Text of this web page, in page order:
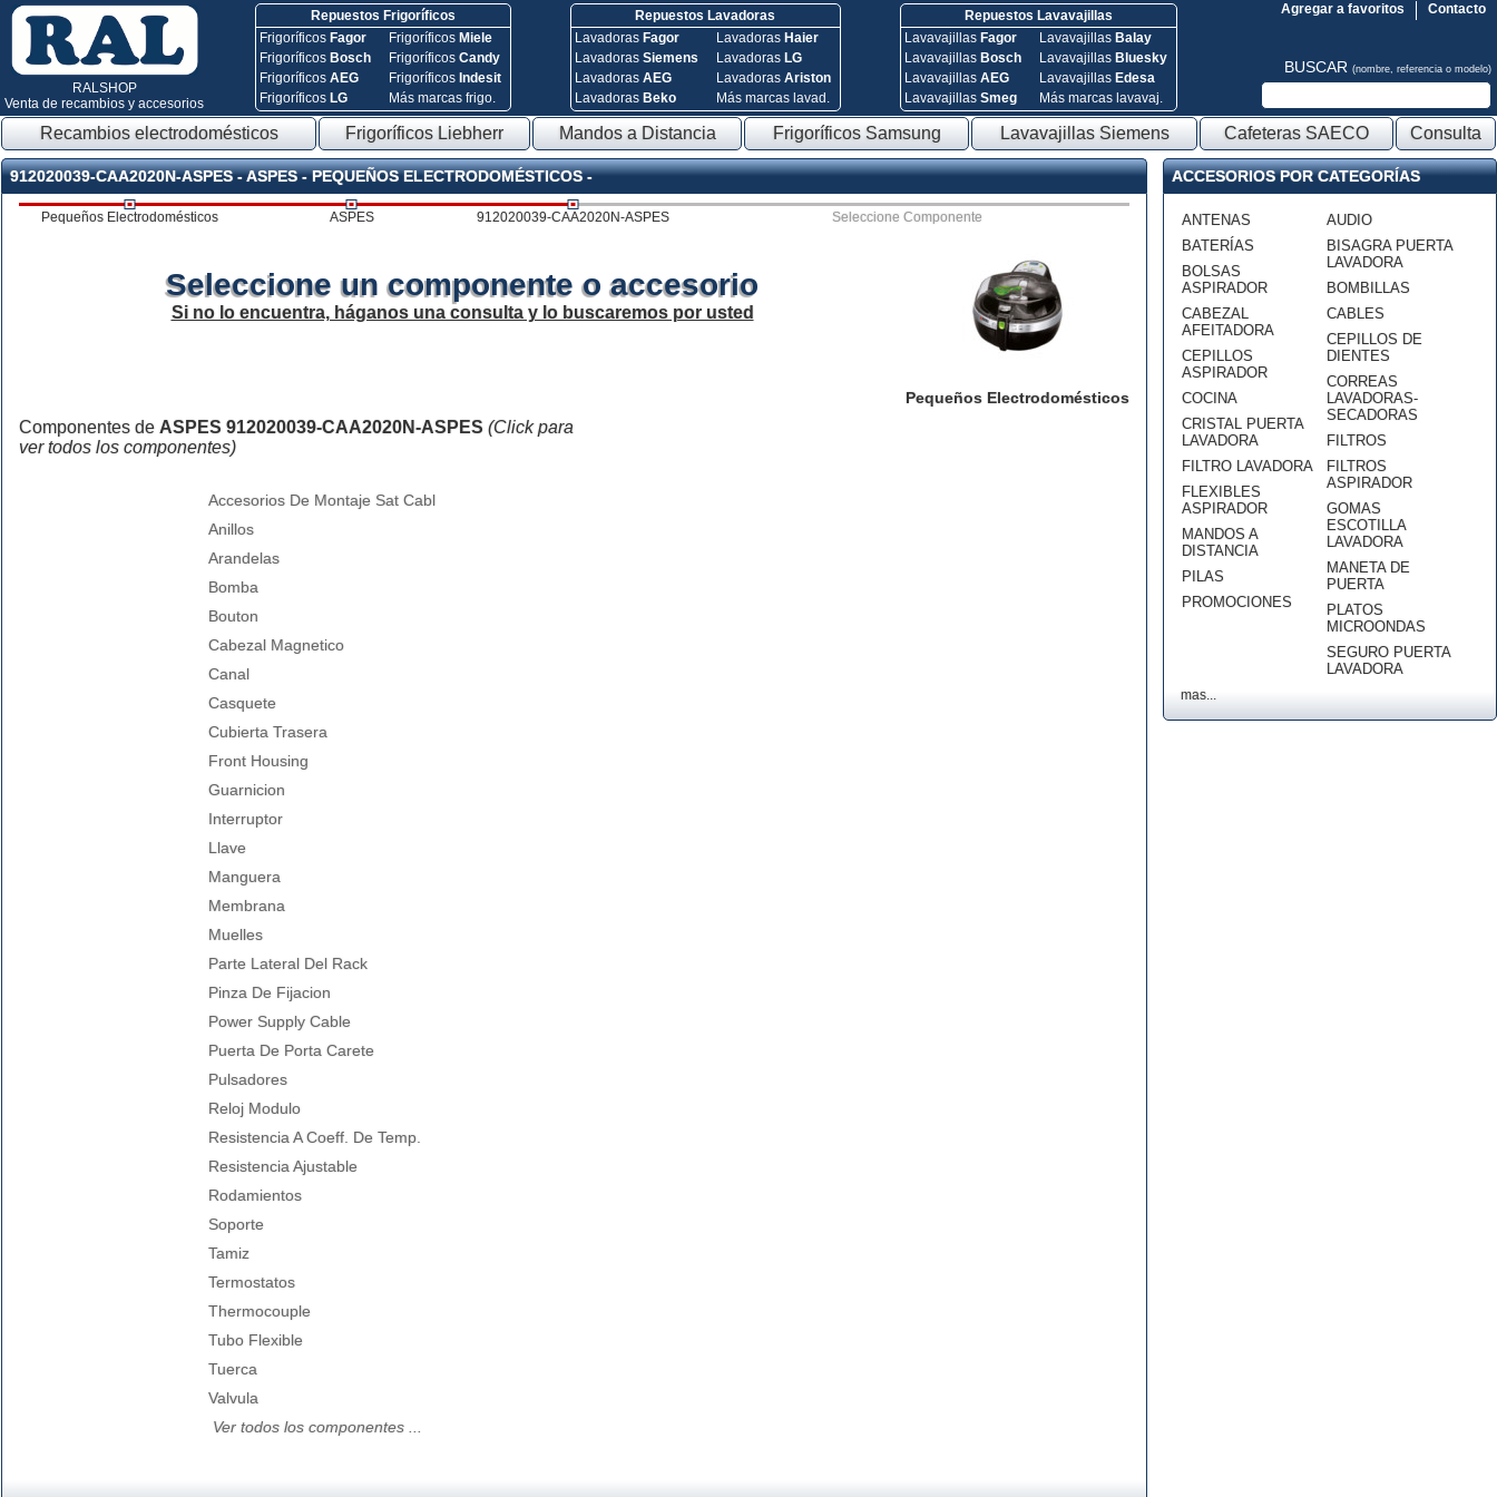
RALSHOP
Venta de recambios y accesorios
Repuestos Frigoríficos
Frigoríficos Fagor
Frigoríficos Bosch
FrigoríficosAEG
Frigoríficos LG
Frigoríficos Miele
FrigoríficosCandy
Frigoríficos Indesit
Más marcas frigo.
Repuestos Lavadoras
Lavadoras Fagor
Lavadoras Siemens
Lavadoras AEG
Lavadoras Beko
Lavadoras Haier
Lavadoras LG
Lavadoras Ariston
Más marcas lavad.
Repuestos Lavavajillas
Lavavajillas Fagor
Lavavajillas Bosch
Lavavajillas AEG
Lavavajillas Smeg
Lavavajillas Balay
Lavavajillas Bluesky
Lavavajillas Edesa
Más marcas lavavaj.
Contacto
Agregar a favoritos
BUSCAR (nombre, referencia o modelo)
Recambios electrodomésticos Frigoríficos Liebherr Mandos a Distancia Frigoríficos Samsung Lavavajillas Siemens Cafeteras SAECO Consulta
912020039-CAA2020N-ASPES - ASPES - PEQUEÑOS ELECTRODOMÉSTICOS -
Pequeños Electrodomésticos ASPES 912020039-CAA2020N-ASPES Seleccione Componente
Pequeños Electrodomésticos
Seleccione un componente o accesorio
Si no lo encuentra, háganos una consulta y lo buscaremos por usted
Componentes de ASPES 912020039-CAA2020N-ASPES (Click para
ver todos los componentes)
Accesorios De Montaje Sat Cabl
Anillos
Arandelas
Bomba
Bouton
Cabezal Magnetico
Canal
Casquete
Cubierta Trasera
Front Housing
Guarnicion
Interruptor
Llave
Manguera
Membrana
Muelles
Parte Lateral Del Rack
Pinza De Fijacion
Power Supply Cable
Puerta De Porta Carete
Pulsadores
Reloj Modulo
Resistencia A Coeff. De Temp.
Resistencia Ajustable
Rodamientos
Soporte
Tamiz
Termostatos
Thermocouple
Tubo Flexible
Tuerca
Valvula
Ver todos los componentes ...
ACCESORIOS POR CATEGORÍAS
ANTENAS
BATERÍAS
BOLSAS
ASPIRADOR
CABEZAL
AFEITADORA
CEPILLOS
ASPIRADOR
COCINA
CRISTAL PUERTA
LAVADORA
FILTRO LAVADORA
FLEXIBLES
ASPIRADOR
MANDOS A
DISTANCIA
PILAS
PROMOCIONES
AUDIO
BISAGRA PUERTA
LAVADORA
BOMBILLAS
CABLES
CEPILLOS DE
DIENTES
CORREAS
LAVADORAS-
SECADORAS
FILTROS
FILTROS
ASPIRADOR
GOMAS
ESCOTILLA
LAVADORA
MANETA DE
PUERTA
PLATOS
MICROONDAS
SEGURO PUERTA
LAVADORA
mas...